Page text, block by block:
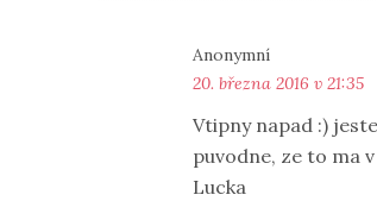
Anonymní
20. března 2016 v 21:35
Vtipny napad :)
puvodne, ze to ma
Lucka